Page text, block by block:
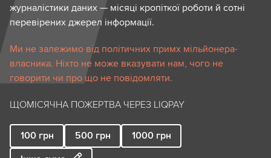
журналістики даних — місяці кропіткої роботи й сотні
перевірених джерел інформації.
Ми не залежимо від політичних примх мільйонера-
власника. Ніхто не може вказувати нам, чого не
говорити чи про що не повідомляти.
ЩОМІСЯЧНА ПОЖЕРТВА ЧЕРЕЗ LIQPAY
100 грн 500 грн 1000 грн